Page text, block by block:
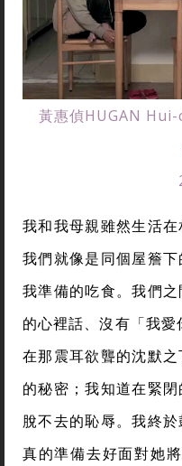
黃惠偵HUGAN
我和我母親雖然生活
我們就像是同個屋簷
我準備的吃食。我們
的心裡話、沒有「我
在那震耳欲聾的沈默
的秘密；我知道在緊
脫不去的恥辱。我終
真的準備去好面對她